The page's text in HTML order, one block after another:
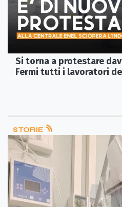
Si torna a protestare
Fermi tutti i lavoratori
STORIE